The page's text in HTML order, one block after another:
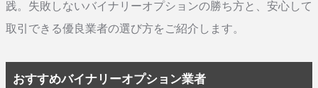
践。失敗しないバイナリーオプションの勝ち方と、安心して
取引できる優良業者の選び方をご紹介します。
おすすめバイナリーオプション業者